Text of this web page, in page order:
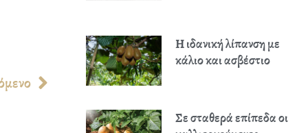
Next
Η ιδανική λίπανση με
κάλιο και ασβέστιο
Σε σταθερά επίπεδα οι